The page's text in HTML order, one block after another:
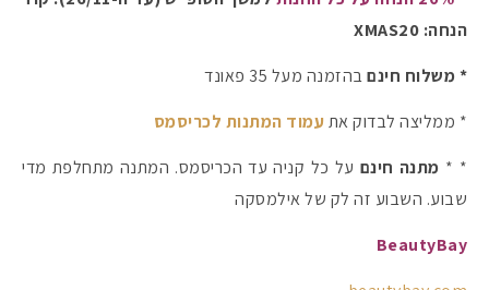
הנחה: XMAS20
* משלוח חינםבהזמנה מעל 35 פאונד
* ממליצה לבדוק אתעמוד המתנות לכריסמס
* * מתנה חינם על כל קניה עד הכריסמס. המתנה מתחלפת מדי
שבוע. השבוע זה לק של אילמסקה
BeautyBay